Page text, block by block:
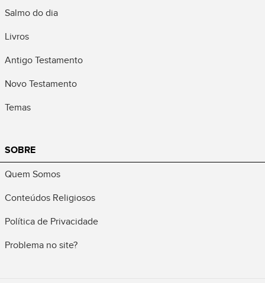
Salmo do dia
Livros
Antigo Testamento
Novo Testamento
Temas
SOBRE
Quem Somos
Conteúdos Religiosos
Política de Privacidade
Problema no site?